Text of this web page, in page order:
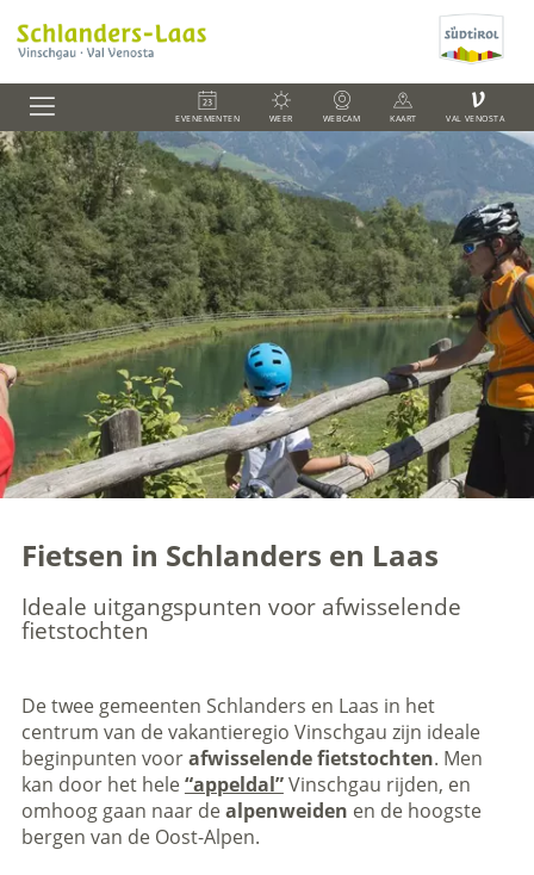
EVENEMENTEN WEER WEBCAM KAART
V
VAL VENOSTA
Fietsen in Schlanders en Laas
Ideale uitgangspunten voor afwisselende
fietstochten
De twee gemeenten Schlanders en Laas in het
centrum van de vakantieregio Vinschgau zijn ideale
beginpunten voorafwisselende fietstochten. Men
kan door het hele“appeldal”Vinschgau rijden, en
omhoog gaan naar dealpenweiden en de hoogste
bergen van de Oost-Alpen.